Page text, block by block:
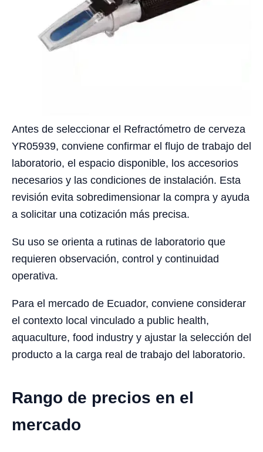
Antes de seleccionar el Refractómetro de cerveza
YR05939, conviene confirmar el flujo de trabajo del
laboratorio, el espacio disponible, los accesorios
necesarios y las condiciones de instalación. Esta
revisión evita sobredimensionar la compra y ayuda
a solicitar una cotización más precisa.
Su uso se orienta a rutinas de laboratorio que
requieren observación, control y continuidad
operativa.
Para el mercado de Ecuador, conviene considerar
el contexto local vinculado a public health,
aquaculture, food industry y ajustar la selección del
producto a la carga real de trabajo del laboratorio.
Rango de precios en el
mercado